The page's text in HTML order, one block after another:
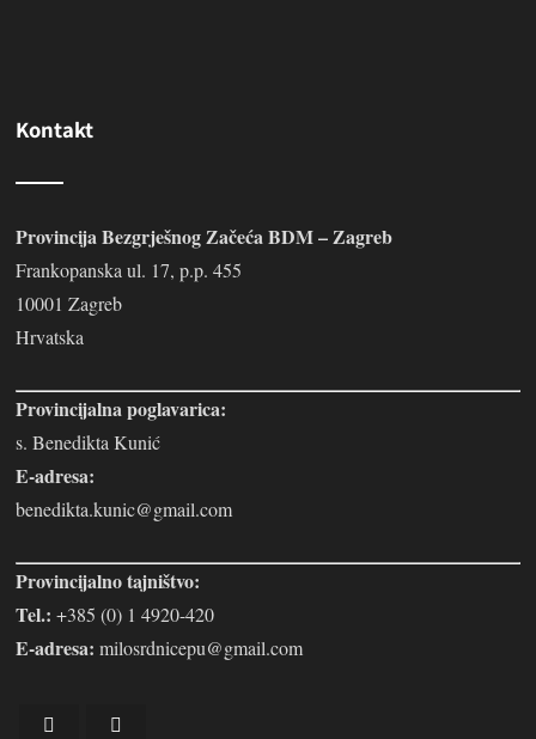
Kontakt
Provincija Bezgrješnog Začeća BDM – Zagreb
Frankopanska ul. 17, p.p. 455
10001 Zagreb
Hrvatska
Provincijalna poglavarica:
s. Benedikta Kunić
E-adresa:
benedikta.kunic@gmail.com
Provincijalno tajništvo:
Tel.:+385 (0) 1 4920-420
E-adresa:milosrdnicepu@gmail.com